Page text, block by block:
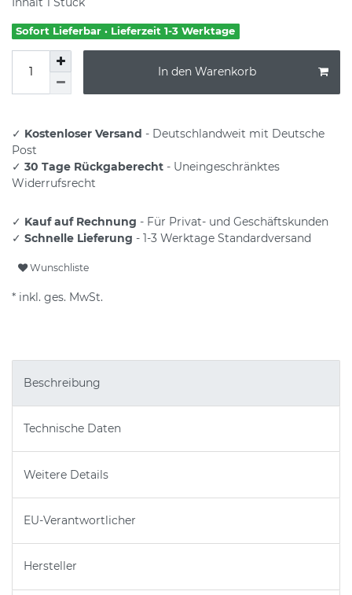
Sofort Lieferbar · Lieferzeit 1-3 Werktage
In den Warenkorb
✓ Kostenloser Versand - Deutschlandweit mit Deutsche
Post
✓ 30 Tage Rückgaberecht - Uneingeschränktes
Widerrufsrecht
✓ Kauf auf Rechnung - Für Privat- und Geschäftskunden
✓ Schnelle Lieferung - 1-3 Werktage Standardversand
Wunschliste
* inkl. ges. MwSt.
Beschreibung
Technische Daten
Weitere Details
EU-Verantwortlicher
Hersteller